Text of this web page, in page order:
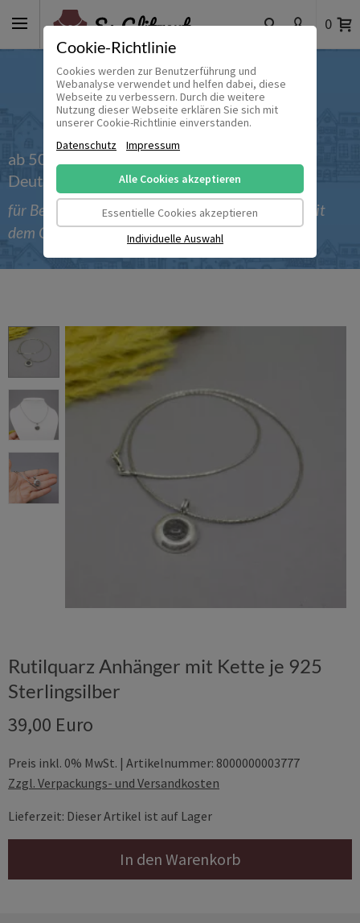
Cookie-Richtlinie
Cookies werden zur Benutzerführung und
Webanalyse verwendet und helfen dabei, diese
Webseite zu verbessern. Durch die weitere
Nutzung dieser Webseite erklären Sie sich mit
unserer Cookie-Richtlinie einverstanden.
Datenschutz
Impressum
Alle Cookies akzeptieren
Essentielle Cookies akzeptieren
Individuelle Auswahl
0
ab 50 € versandkostenfrei innerhalb
Deutschlands
für Bestellungen bis einschließlich 30.09.2026 mit
dem Gutscheincode 'Sommer_2026'
Rutilquarz Anhänger mit Kette je 925
Sterlingsilber
39,00 Euro
Preis inkl. 0% MwSt. | Artikelnummer: 8000000003777
Zzgl. Verpackungs- und Versandkosten
Lieferzeit: Dieser Artikel ist auf Lager
In den Warenkorb